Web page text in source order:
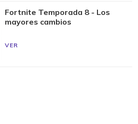
Fortnite Temporada 8 - Los
mayores cambios
VER